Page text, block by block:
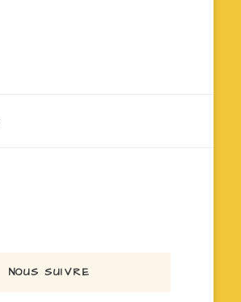
NOUS SUIVRE